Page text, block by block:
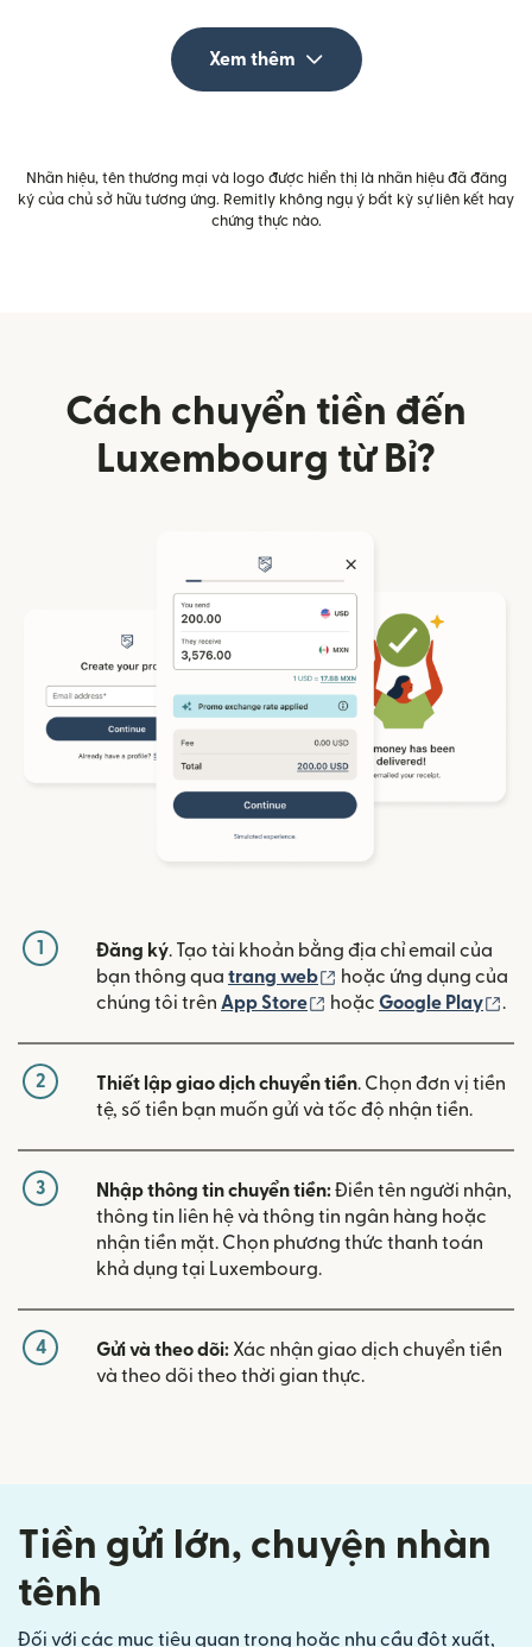
Xem thêm
Nhãn hiệu, tên thương mại và logo được hiển thị là nhãn hiệu đã đăng
ký của chủ sở hữu tương ứng. Remitly không ngụ ý bất kỳ sự liên kết hay
chứng thực nào.
Cách chuyển tiền đến
Luxembourg từ Bỉ?
1 Đăng ký. Tạo tài khoản bằng địa chỉ email của
bạn thông qua trang web (mở trong cửa sổ mới)
hoặc ứng dụng của
chúng tôi trên App Store (mở trong cửa sổ mới)
hoặc Google Play .
2 Thiết lập giao dịch chuyển tiền. Chọn đơn vị tiền
tệ, số tiền bạn muốn gửi và tốc độ nhận tiền.
3 Nhập thông tin chuyển tiền:Điền tên người nhận,
thông tin liên hệ và thông tin ngân hàng hoặc
nhận tiền mặt. Chọn phương thức thanh toán
khả dụng tại Luxembourg.
4 Gửi và theo dõi: Xác nhận giao dịch chuyển tiền
và theo dõi theo thời gian thực.
Tiền gửi lớn, chuyện nhàn
tênh
Đối với các mục tiêu quan trọng hoặc nhu cầu đột xuất,